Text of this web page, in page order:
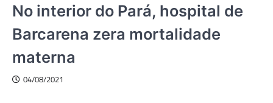
No interior do Pará, hospital de
Barcarena zera mortalidade
materna
04/08/2021